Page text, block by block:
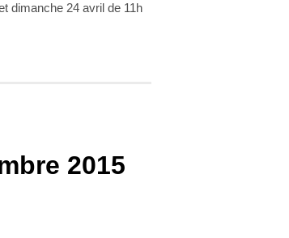
dimanche 24 avril de 11h
2015